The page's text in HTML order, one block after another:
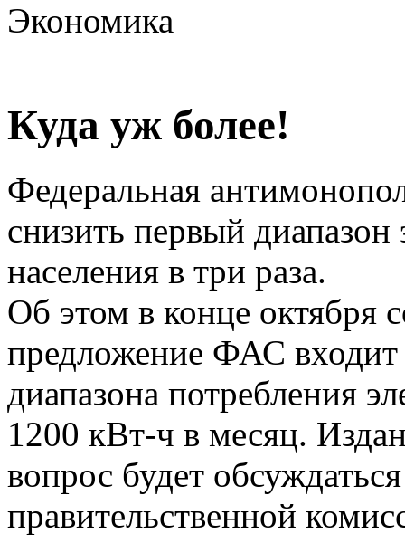
Экономика
Куда уж более!
Федеральная
снизить первый диапазон
населения в три раза.
Об этом в конце октября
предложение ФАС входит
диапазона потребления
1200 кВт-ч в месяц.
вопрос будет
правительственной